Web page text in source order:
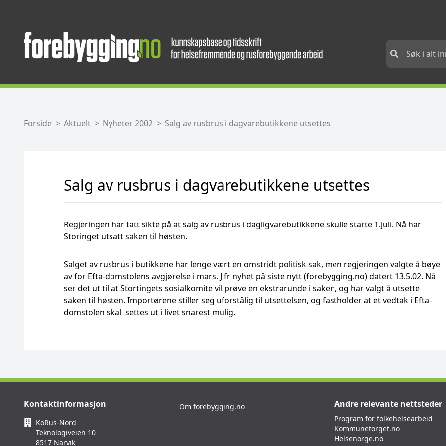
Forside Aktuelt Nyheter 2002 Salg av rusbrus i dagvarebutikkene utsettes
Salg av rusbrus i dagvarebutikkene utsettes
Regjeringen har tatt sikte på at salg av rusbrus i dagligvarebutikkene skulle starte 1.juli. Nå har
Storinget utsatt saken til høsten.
Salget av rusbrus i butikkene har lenge vært en omstridt politisk sak, men regjeringen valgte å bøye
av for Efta-domstolens avgjørelse i mars. J.fr nyhet på siste nytt (forebygging.no) datert 13.5.02. Nå
ser det ut til at Stortingets sosialkomite vil prøve en ekstrarunde i saken, og har valgt å utsette
saken til høsten. Importørene stiller seg uforstålig til utsettelsen, og fastholder at et vedtak i Efta-
domstolen skal settes ut i livet snarest mulig.
Kontaktinformasjon
KoRus-Nord
Teknologiveien 10
8517 Narvik
Om forebygging.no Andre relevante nettsteder
Program for folkehelsearbeid
Kommunetorget.no
Helsenorge.no